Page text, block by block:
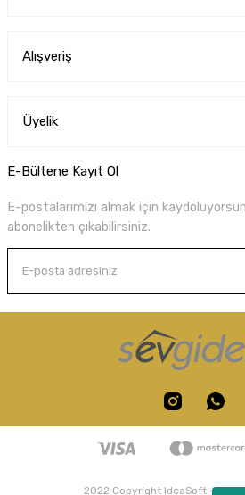
Alışveriş
Üyelik
E-Bültene Kayıt Ol
E-postalarımızı almak için
abonelikten çıkabilirsiniz.
2022 Copyright IdeaSoft - Tüm